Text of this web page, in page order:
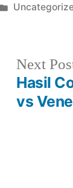
Posted
Next
Hasil
vs